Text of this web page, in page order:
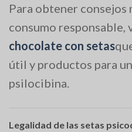
Para obtener consejos
consumo responsable,
chocolate con setas
útil y productos para
psilocibina.
Legalidad de las setas